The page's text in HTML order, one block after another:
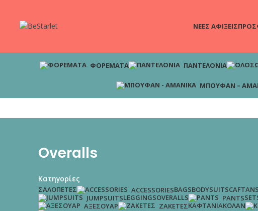
ΝΕΕΣ ΑΦΙΞΕΙΣ
ΦΟΡΈΜΑΤΑ ΠΑΝΤΕΛΌΝΙΑ
ΜΠΟΥΦΆΝ –
Overalls
Κατηγορίες
ΣΑΛΟΠΈΤΕΣ ACCESSORIESBAGSBODYSUITSCAFTANS
JUMPSUITSLEGGINGSOVERALLS PANTSSET
ΑΞΕΣΟΥΆΡ
ΖΑΚΈΤΕΣΚΑΦΤΆΝΙΑΚΟΛΆΝ